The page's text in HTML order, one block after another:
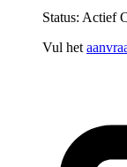
Status: Actief
Vul het